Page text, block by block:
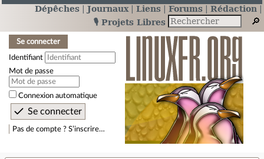
Dépêches Journaux Liens Forums
Rédaction
🎙️ Projets Libres
Se connecter
Identifiant
Mot de passe
Connexion automatique
Pas de compte ? S’inscrire…